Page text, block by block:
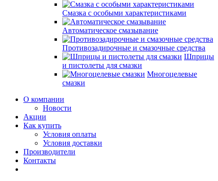
Смазка с особыми характеристиками
Автоматическое смазывание
Противозадирочные и смазочные средства
Шприцы
и пистолеты для смазки
Многоцелевые
смазки
О компании
Новости
Акции
Как купить
Условия оплаты
Условия доставки
Производители
Контакты